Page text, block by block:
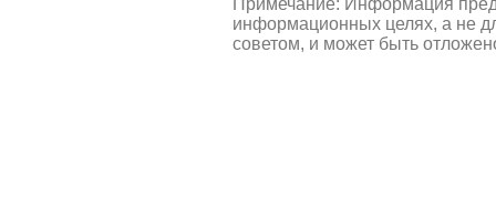
информационных целях, а не
советом, и может быть